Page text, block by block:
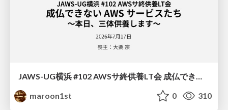
maroon1st
0 310